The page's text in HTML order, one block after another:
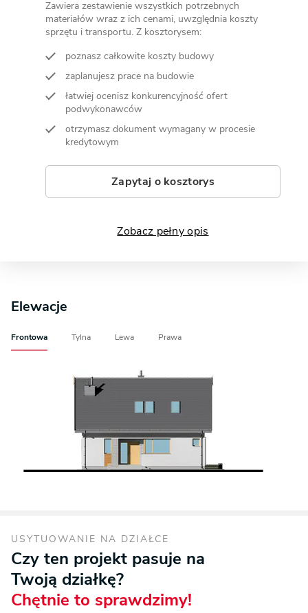
Zawiera zestawienie wszystkich potrzebnych
materiałów wraz z ich cenami, uwzględnia koszty
sprzętu i transportu. Z kosztorysem:
poznasz całkowite koszty budowy
zaplanujesz prace na budowie
łatwiej ocenisz konkurencyjność ofert
podwykonawców
otrzymasz dokument wymagany w procesie
kredytowym
Zapytaj o kosztorys
Zobacz pełny opis
Elewacje
Frontowa Tylna Lewa Prawa
USYTUOWANIE NA DZIAŁCE
Czy ten projekt pasuje na
Twoją działkę?
Chętnie to sprawdzimy!